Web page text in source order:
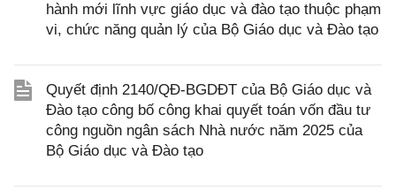
hành mới lĩnh vực giáo dục và đào tạo thuộc phạm
vi, chức năng quản lý của Bộ Giáo dục và Đào tạo
Quyết định 2140/QĐ-BGDĐT của Bộ Giáo dục và
Đào tạo công bố công khai quyết toán vốn đầu tư
công nguồn ngân sách Nhà nước năm 2025 của
Bộ Giáo dục và Đào tạo